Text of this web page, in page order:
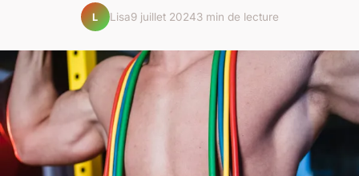
L Lisa9 juillet 20243 min de lecture